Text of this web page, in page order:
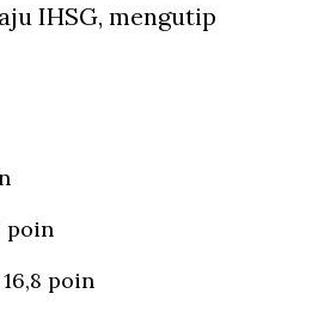
IHSG, mengutip
poin
poin